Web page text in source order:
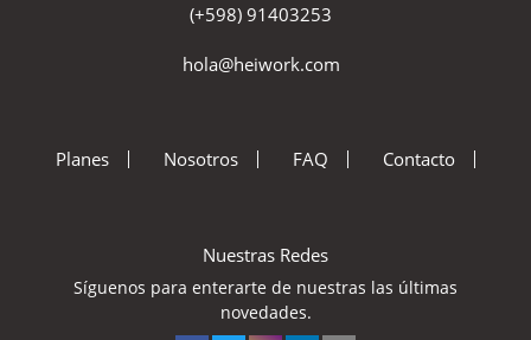
(+598) 91403253
hola@heiwork.com
Planes Nosotros FAQ Contacto
Nuestras Redes
Síguenos para enterarte de nuestras las últimas
novedades.